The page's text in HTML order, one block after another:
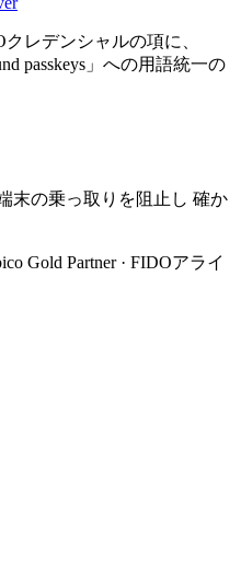
レデンシャルの項に、
passkeys」への用語統一の
末の乗っ取りを阻止し 確か
Gold Partner · FIDOアライ